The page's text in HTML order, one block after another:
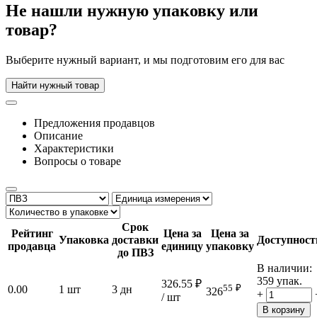
Не нашли нужную упаковку или
товар?
Выберите нужный вариант, и мы подготовим его для вас
Найти нужный товар
Предложения продавцов
Описание
Характеристики
Вопросы о товаре
Рейтинг
продавца
Упаковка
Срок
доставки
до ПВЗ
Цена за
единицу
Цена за
упаковку
0.00 1 шт 3 дн 326.55 ₽
/ шт
32655 ₽
В наличии:
359 упак.
+
В корзину